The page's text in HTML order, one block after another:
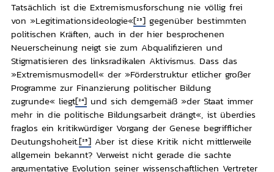
Tatsächlich ist die Extremismusforschung nie völlig frei
von »Legitimationsideologie«[23]gegenüber bestimmten
politischen Kräften, auch in der hier besprochenen
Neuerscheinung neigt sie zum Abqualifizieren und
Stigmatisieren des linksradikalen Aktivismus. Dass das
»Extremismusmodell« der »Förderstruktur etlicher großer
Programme zur Finanzierung politischer Bildung
zugrunde« liegt[24]und sich demgemäß »der Staat immer
mehr in die politische Bildungsarbeit drängt«, ist überdies
fraglos ein kritikwürdiger Vorgang der Genese begrifflicher
Deutungshoheit.[25]Aber ist diese Kritik nicht mittlerweile
allgemein bekannt? Verweist nicht gerade die sachte
argumentative Evolution seiner wissenschaftlichen Vertreter